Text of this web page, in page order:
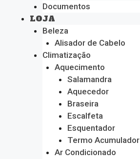
Documentos
LOJA
Beleza
Alisador de Cabelo
Climatização
Aquecimento
Salamandra
Aquecedor
Braseira
Escalfeta
Esquentador
Termo Acumulador
Ar Condicionado